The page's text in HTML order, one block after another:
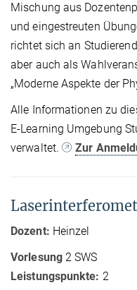
Mischung aus
und eingestreuten
richtet sich an
aber auch als
„Moderne Aspekte der
Alle Informationen zu
E-Learning Umgebung
verwaltet.
Zur
Dozent: Heinzel
Vorlesung2 SWS
Leistungspunkte: 2